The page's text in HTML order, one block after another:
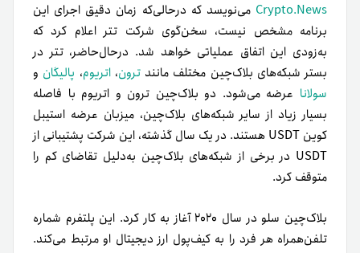
Crypto.News می‌نویسد که در‌حالی‌که زمان دقیق اجرای این
برنامه مشخص نیست، سخن‌گوی شرکت تتر اعلام کرد که
به‌زودی این اتفاق عملیاتی خواهد شد. درحال‌حاضر، تتر در
بستر شبکه‌های بلاک‌چین مختلف مانندترون،اتریوم، پالیگان و
سولانا عرضه می‌شود. دو بلاک‌چین ترون و اتریوم با فاصله
بسیار زیاد از سایر شبکه‌های بلاک‌چین، میزبان عرضه استیبل
کوین USDT هستند. در یک سال گذشته، این شرکت پشتیبانی از
USDT در برخی از شبکه‌های بلاک‌چین به‌دلیل تقاضای کم را
متوقف کرد.
بلاک‌چین سلو در سال ۲۰۲۰ آغاز به کار کرد. این پلتفرم شماره
تلفن‌همراه هر فرد را به کیف‌پول ارز دیجیتال او مرتبط می‌کند.